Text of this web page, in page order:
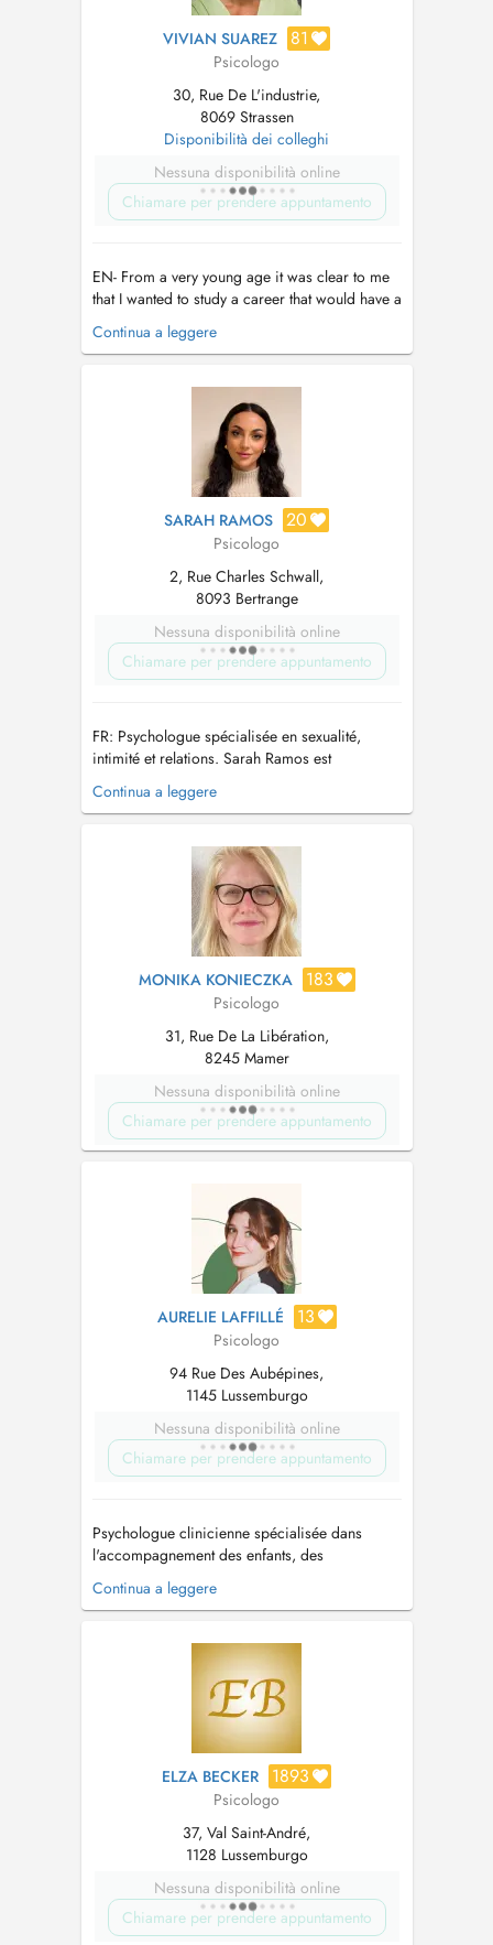
VIVIAN SUAREZ 81
Psicologo
30, Rue De L'industrie,
8069 Strassen
Disponibilità dei colleghi
Nessuna disponibilità online
Chiamare per prendere appuntamento
EN- From a very young age it was clear to me
that I wanted to study a career that would have a
positive impact on people's lives. This interest
led me to study psychology. As a psychologist
and the Université Libre de Bruxelles, the well-
Continua a leggere
SARAH RAMOS 20
Psicologo
2, Rue Charles Schwall,
8093 Bertrange
Nessuna disponibilità online
Chiamare per prendere appuntamento
FR: Psychologue spécialisée en sexualité,
intimité et relations. Sarah Ramos est
psychologue, titulaire dun master en sexologie,
et vous accompagne avec bienveillance dans
la relation de couple. Elle propose un
accompagnement professionnel pou...
Continua a leggere
MONIKA KONIECZKA 183
Psicologo
31, Rue De La Libération,
8245 Mamer
Nessuna disponibilità online
Chiamare per prendere appuntamento
AURELIE LAFFILLÉ 13
Psicologo
94 Rue Des Aubépines,
1145 Lussemburgo
Nessuna disponibilità online
Chiamare per prendere appuntamento
Psychologue clinicienne spécialisée dans
l'accompagnement des enfants, des
adolescents et des familles, je propose un
espace d'écoute confidentiel basé sur des
soutenir et favoriser le développement
harmonieux de chacun. Mon approche est
centrée sur le di...
Continua a leggere
ELZA BECKER 1893
Psicologo
37, Val Saint-André,
1128 Lussemburgo
Nessuna disponibilità online
Chiamare per prendere appuntamento